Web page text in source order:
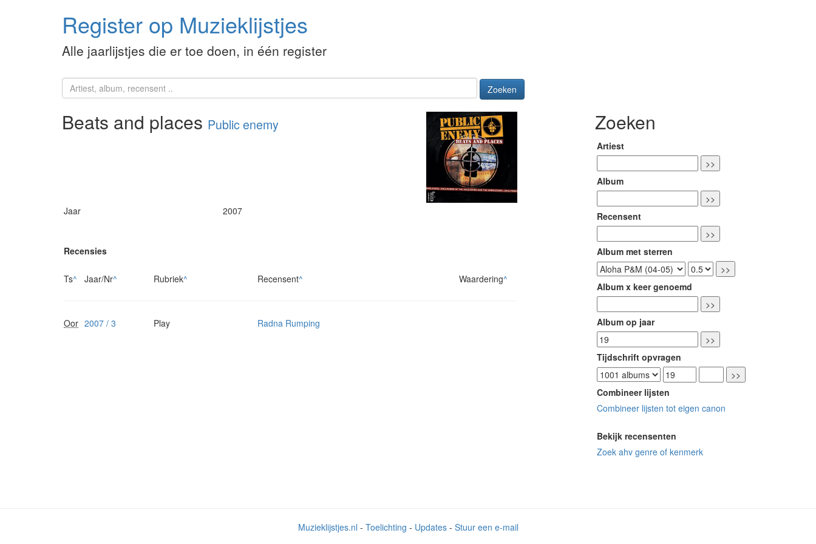
Register op Muzieklijstjes
Alle jaarlijstjes die er toe doen, in één register
Zoeken
Beats and places Public enemy
Jaar 2007
Recensies
Ts^ Jaar/Nr^ Rubriek^ Recensent^ Waardering^
Oor 2007 / 3 Play Radna Rumping
Zoeken
Artiest
Album
Recensent
Album met sterren
Album x keer genoemd
Album op jaar
Tijdschrift opvragen
Combineer lijsten
Combineer lijsten tot eigen canon
Bekijk recensenten
Zoek ahv genre of kenmerk
Muzieklijstjes.nl - Toelichting - Updates- Stuur een e-mail